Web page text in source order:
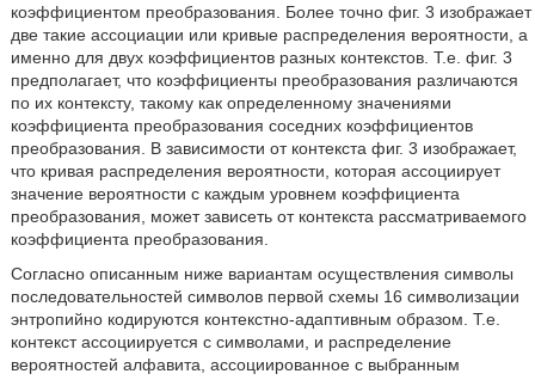
коэффициентом преобразования. Более точно фиг. 3 изображает
две такие ассоциации или кривые распределения вероятности, а
именно для двух коэффициентов разных контекстов. Т.е. фиг. 3
предполагает, что коэффициенты преобразования различаются
по их контексту, такому как определенному значениями
коэффициента преобразования соседних коэффициентов
преобразования. В зависимости от контекста фиг. 3 изображает,
что кривая распределения вероятности, которая ассоциирует
значение вероятности с каждым уровнем коэффициента
преобразования, может зависеть от контекста рассматриваемого
коэффициента преобразования.
Согласно описанным ниже вариантам осуществления символы
последовательностей символов первой схемы 16 символизации
энтропийно кодируются контекстно-адаптивным образом. Т.е.
контекст ассоциируется с символами, и распределение
вероятностей алфавита, ассоциированное с выбранным